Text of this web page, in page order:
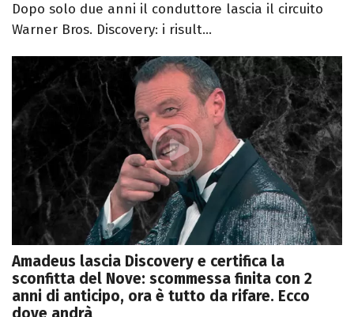
Dopo solo due anni il conduttore lascia il circuito
Warner Bros. Discovery: i risult...
Amadeus lascia Discovery e certifica la
sconfitta del Nove: scommessa finita con 2
anni di anticipo, ora è tutto da rifare. Ecco